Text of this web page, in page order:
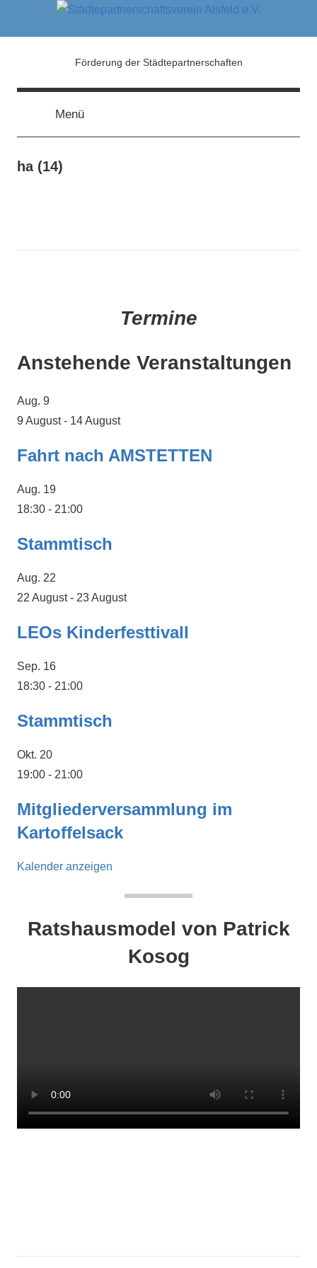
Alsfeld
e.V.
Förderung der Städtepartnerschaften
Menü
ha (14)
Termine
Anstehende Veranstaltungen
Aug. 9
9 August- 14 August
Fahrt nach AMSTETTEN
Aug. 19
18:30 - 21:00
Stammtisch
Aug. 22
22 August- 23 August
LEOs Kinderfesttivall
Sep. 16
18:30 - 21:00
Stammtisch
Okt. 20
19:00 - 21:00
Mitgliederversammlung im
Kartoffelsack
Kalender anzeigen
Ratshausmodel von Patrick
Kosog